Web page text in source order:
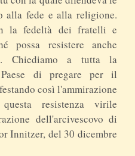
fede e alla religione.
la fedeltà dei fratelli e
possa resistere anche
Chiediamo a tutta la
di pregare per il
così l'ammirazione
resistenza virile
dell'arcivescovo di
Innitzer, del 30 dicembre